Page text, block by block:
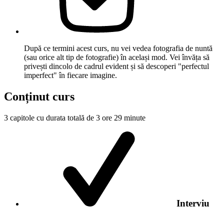
După ce termini acest curs, nu vei vedea fotografia de nuntă
(sau orice alt tip de fotografie) în același mod. Vei învăța să
privești dincolo de cadrul evident și să descoperi "perfectul
imperfect" în fiecare imagine.
Conținut curs
3 capitole cu durata totală de 3 ore 29 minute
Interviu